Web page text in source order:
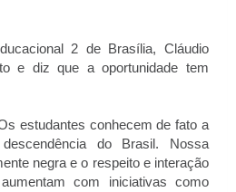
2 de Brasília, Cláudio
e diz que a oportunidade tem
estudantes conhecem de fato a
do Brasil. Nossa
negra e o respeito e interação
com iniciativas como